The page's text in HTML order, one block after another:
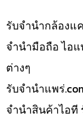
รับจำนำกล้องแ
จำนำมือถือ ไอ
ต่างๆ
รับจํานําแพร่
จำนำสินค้าไอที